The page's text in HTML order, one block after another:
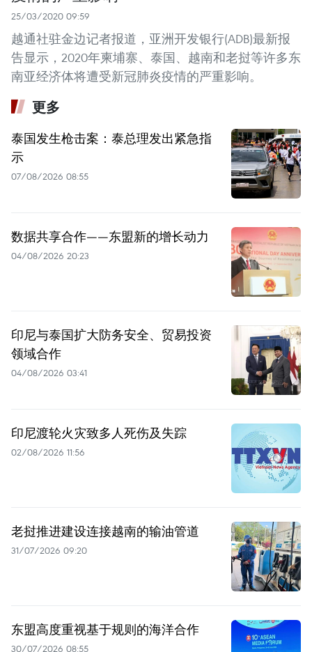
25/03/2020 09:59
越通社驻金边记者报道，亚洲开发银行(ADB)最新报
告显示，2020年柬埔寨、泰国、越南和老挝等许多东
南亚经济体将遭受新冠肺炎疫情的严重影响。
更多
泰国发生枪击案：泰总理发出紧急指
示
07/08/2026 08:55
数据共享合作——东盟新的增长动力
04/08/2026 20:23
印尼与泰国扩大防务安全、贸易投资
领域合作
04/08/2026 03:41
印尼渡轮火灾致多人死伤及失踪
02/08/2026 11:56
老挝推进建设连接越南的输油管道
31/07/2026 09:20
东盟高度重视基于规则的海洋合作
30/07/2026 08:55